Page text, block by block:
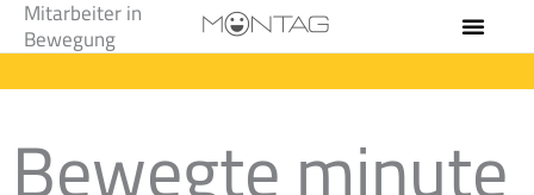
Zum
Inhalt
springen
Mitarbeiter in
Bewegung